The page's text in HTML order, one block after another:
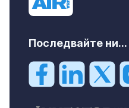
Последвайте ни...